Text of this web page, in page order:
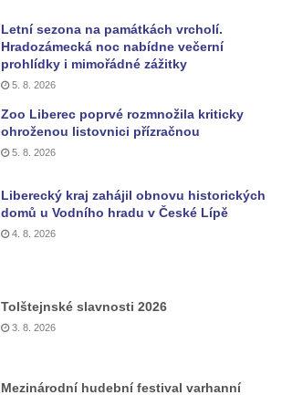
Letní sezona na památkách vrcholí.
Hradozámecká noc nabídne večerní
prohlídky i mimořádné zážitky
5. 8. 2026
Zoo Liberec poprvé rozmnožila kriticky
ohroženou listovnici přízračnou
5. 8. 2026
Liberecký kraj zahájil obnovu historických
domů u Vodního hradu v České Lípě
4. 8. 2026
Tolštejnské slavnosti 2026
3. 8. 2026
Mezinárodní hudební festival varhanní